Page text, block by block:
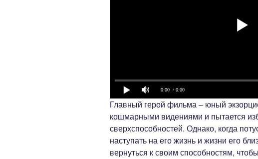
0:00 / 0:00
Главный герой фильма – юный
кошмарными видениями и пытается
сверхспособностей. Однако, когда
наступать на его жизнь и жизни его
вернуться к своим способностям,